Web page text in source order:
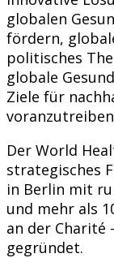
globalen
fördern,
politisches
globale
Ziele für
Der World
strategisches
in Berlin mit
und mehr als
an der Charité
gegründet.